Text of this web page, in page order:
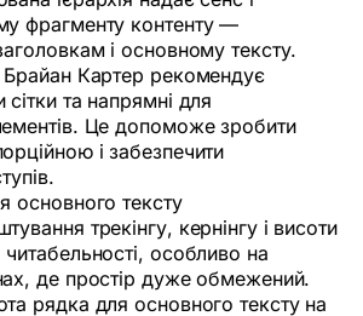
фрагменту контенту —
і основному тексту.
Картер рекомендує
та напрямні для
Це допоможе зробити
і забезпечити
основного тексту
трекінгу, кернінгу і висоти
особливо на
де простір дуже обмежений.
рядка для основного тексту на